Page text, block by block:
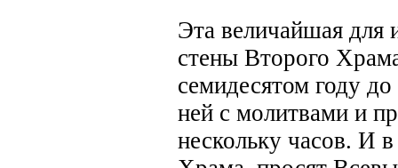
Эта величайшая для
стены Второго
семидесятом году
ней с молитвами и
нескольку часов. И